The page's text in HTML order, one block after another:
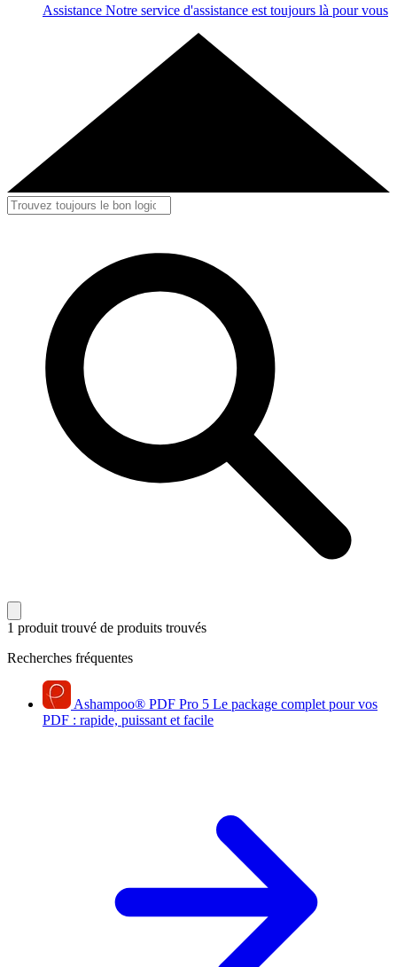
Assistance Notre service d'assistance est toujours là pour vous
1 produit trouvé de produits trouvés
Recherches fréquentes
Ashampoo® PDF Pro 5 Le package complet pour vos
PDF : rapide, puissant et facile